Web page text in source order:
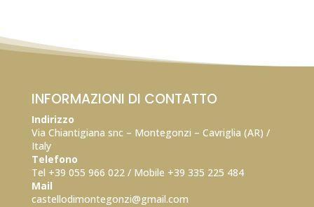
INFORMAZIONI DI CONTATTO
Indirizzo
Via Chiantigiana snc – Montegonzi – Cavriglia (AR) /
Italy
Telefono
Tel +39 055 966 022 / Mobile +39 335 225 484
Mail
castellodimontegonzi@gmail.com